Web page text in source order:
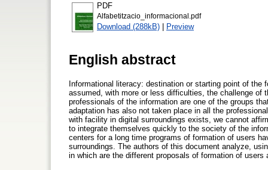
PDF
Alfabetitzacio_informacional.pdf
Download (288kB) | Preview
English abstract
Informational literacy: destination or starting point of
assumed, with more or less difficulties, the challenge of
professionals of the information are one of the groups
adaptation has also not taken place in all the
with facility in digital surroundings exists, we cannot
to integrate themselves quickly to the society of the
centers for a long time programs of formation of users
surroundings. The authors of this document analyze,
in which are the different proposals of formation of users